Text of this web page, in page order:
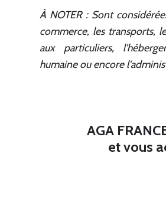
À NOTER : Sont
commerce, les transports,
aux particuliers,
humaine ou encore
AGA
et vous